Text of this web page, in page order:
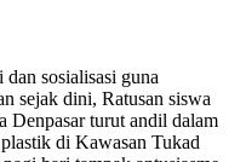
sosialisasi guna
sejak dini, Ratusan siswa
Denpasar turut andil dalam
di Kawasan Tukad